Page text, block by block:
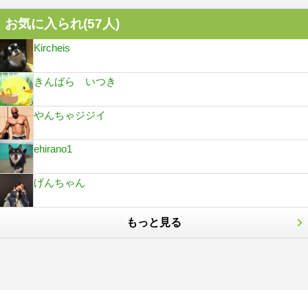
お気に入られ(57人)
Kircheis
きんばら いつき
やんちゃジジイ
ehirano1
げんちゃん
もっと見る